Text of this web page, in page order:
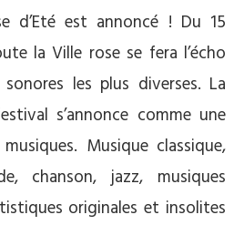
d’Eté est annoncé ! Du 15
la Ville rose se fera l’écho
les plus diverses. La
s’annonce comme une
Musique classique,
chanson, jazz, musiques
originales et insolites